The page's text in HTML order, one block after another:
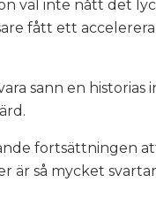
väl inte nått det
fått ett
sann en historias
fortsättningen
är så mycket